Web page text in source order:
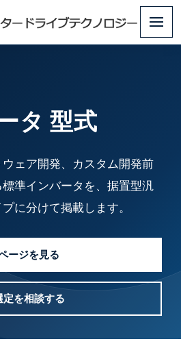
メ
タ 型式
ェア開発、カスタム開発前
準インバータを、据置型汎
に分けて掲載します。
ージを見る
定を相談する